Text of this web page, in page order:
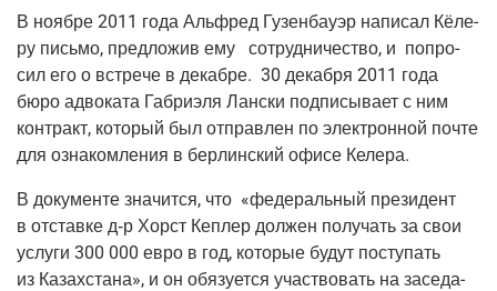
В нояб­ре 2011 года Аль­фред Гузен­бау­эр напи­сал Кёле­
ру пись­мо, пред­ло­жив ему сотруд­ни­че­ство, и попро­
сил его о встре­че в декаб­ре. 30 декаб­ря 2011 года
бюро адво­ка­та Габ­ри­э­ля Лан­ски под­пи­сы­ва­ет с ним
кон­тракт, кото­рый был отправ­лен по элек­трон­ной почте
для озна­ком­ле­ния в бер­лин­ский офи­се Келера.
В доку­мен­те зна­чит­ся, что «феде­раль­ный пре­зи­дент
в отстав­ке д‑р Хорст Кеплер дол­жен полу­чать за свои
услу­ги 300 000 евро в год, кото­рые будут посту­пать
из Казах­ста­на», и он обя­зу­ет­ся участ­во­вать на засе­да­